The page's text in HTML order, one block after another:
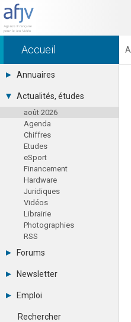
Accueil
Annuaires
Toutes les sociétés (691)
Studios (418)
Editeurs (49)
Distributeurs (16)
Hard. / Accessoires (10)
Middlewares (15)
Prestataires (99)
Assoc. / Syndicats (21)
Formations / Ecoles (46)
Presse spécialisée (17)
Actualités, études
août 2026
Agenda
Chiffres
Etudes
eSport
Financement
Hardware
Juridiques
Vidéos
Librairie
Photographies
RSS
Forums
Tous les forums
Se connecter
Messages privés
Contacter un modérateur
Newsletter
Archives
Abonnement
Emploi
Consulter les annonces
Rechercher